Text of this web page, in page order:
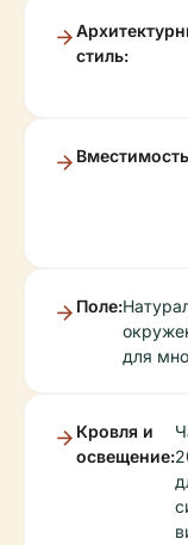
стиль:
Поле:
для
Кровля и
освещение: